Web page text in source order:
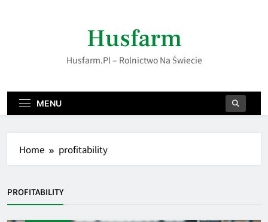
Husfarm
Husfarm.pl – Rolnictwo Na Świecie
MENU
Home profitability
PROFITABILITY